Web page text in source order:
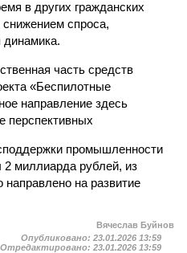
в других гражданских
спроса,
динамика.
часть средств
«Беспилотные
направление здесь
перспективных
промышленности
2 миллиарда рублей, из
на развитие
Вячеслав Буйнов
Опубликовано: 23.01.2026 13:59
Отредактировано: 23.01.2026 13:59